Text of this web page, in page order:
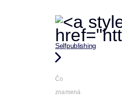
Selfpublishing
Čo
znamená